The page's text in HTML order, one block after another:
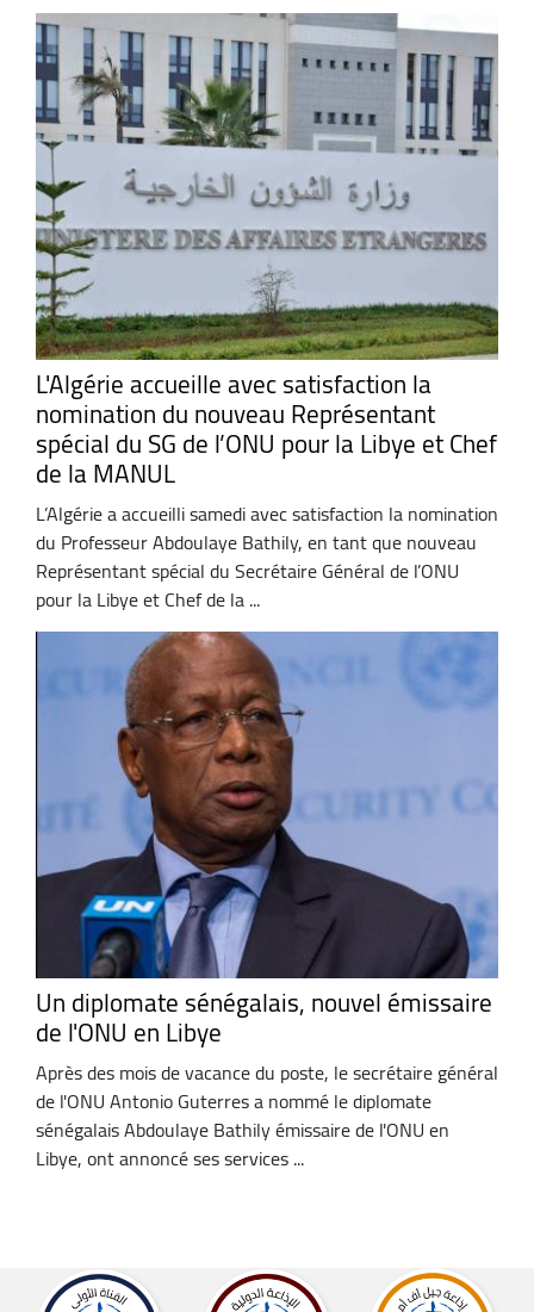
L'Algérie accueille avec satisfaction la
nomination du nouveau Représentant
spécial du SG de l’ONU pour la Libye et Chef
de la MANUL
L’Algérie a accueilli samedi avec satisfaction la nomination
du Professeur Abdoulaye Bathily, en tant que nouveau
Représentant spécial du Secrétaire Général de l’ONU
pour la Libye et Chef de la ...
Un diplomate sénégalais, nouvel émissaire
de l'ONU en Libye
Après des mois de vacance du poste, le secrétaire général
de l'ONU Antonio Guterres a nommé le diplomate
sénégalais Abdoulaye Bathily émissaire de l'ONU en
Libye, ont annoncé ses services ...